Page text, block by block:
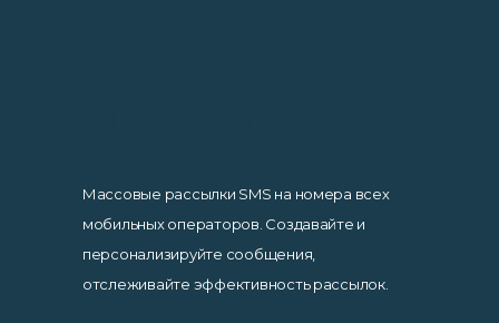
Массовые рассылки SMS на номера всех
мобильных операторов. Создавайте и
персонализируйте сообщения,
отслеживайте эффективность рассылок.